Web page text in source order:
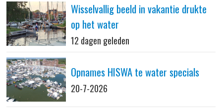
Wisselvallig beeld in vakantie drukte
op het water
12 dagen geleden
Opnames HISWA te water specials
20-7-2026